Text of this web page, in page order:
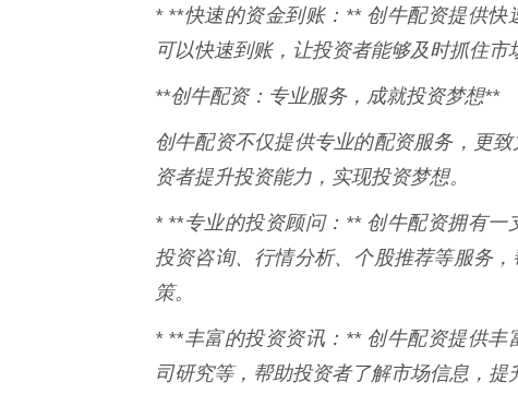
* **快速的资金到账：** 创牛配资提供
可以快速到账，让投资者能够及时抓住市
**创牛配资：专业服务，成就投资梦想**
创牛配资不仅提供专业的配资服务，更
资者提升投资能力，实现投资梦想。
* **专业的投资顾问：** 创牛配资拥有
投资咨询、行情分析、个股推荐等服务
策。
* **丰富的投资资讯：** 创牛配资提供
司研究等，帮助投资者了解市场信息，提